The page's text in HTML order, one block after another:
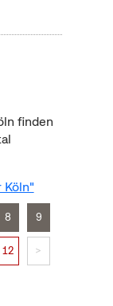
finden
8 9
12 >